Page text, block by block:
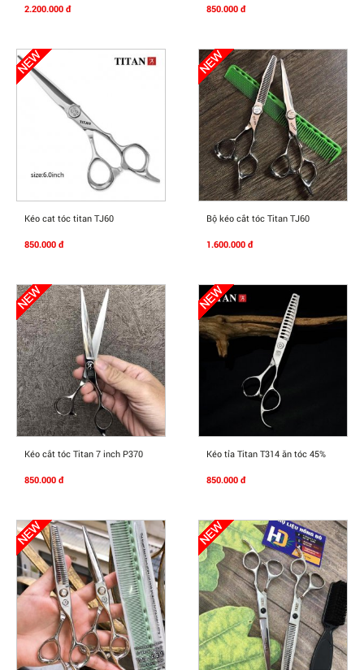
2.200.000 đ
850.000 đ
Mua Ngay
Kéo cat tóc titan TJ60
850.000 đ
Mua Ngay
Bộ kéo cắt tóc Titan TJ60
1.600.000 đ
Mua Ngay
Kéo cắt tóc Titan 7 inch P370
850.000 đ
Mua Ngay
Kéo tỉa Titan T314 ăn tóc 45%
850.000 đ